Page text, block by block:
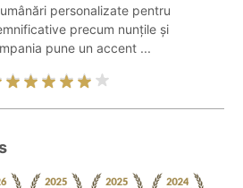
personalizate pentru
precum nunțile și
pune un accent ...